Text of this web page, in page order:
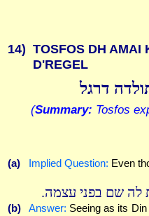
14) TOSFOS DH AMAI
D'REGEL
דרגל
(Summary: Tosfos
(a) Implied Question: Even
לה שם בפני עצמה.
(b) Answer: Seeing as its